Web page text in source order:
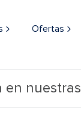
Ofertas
en